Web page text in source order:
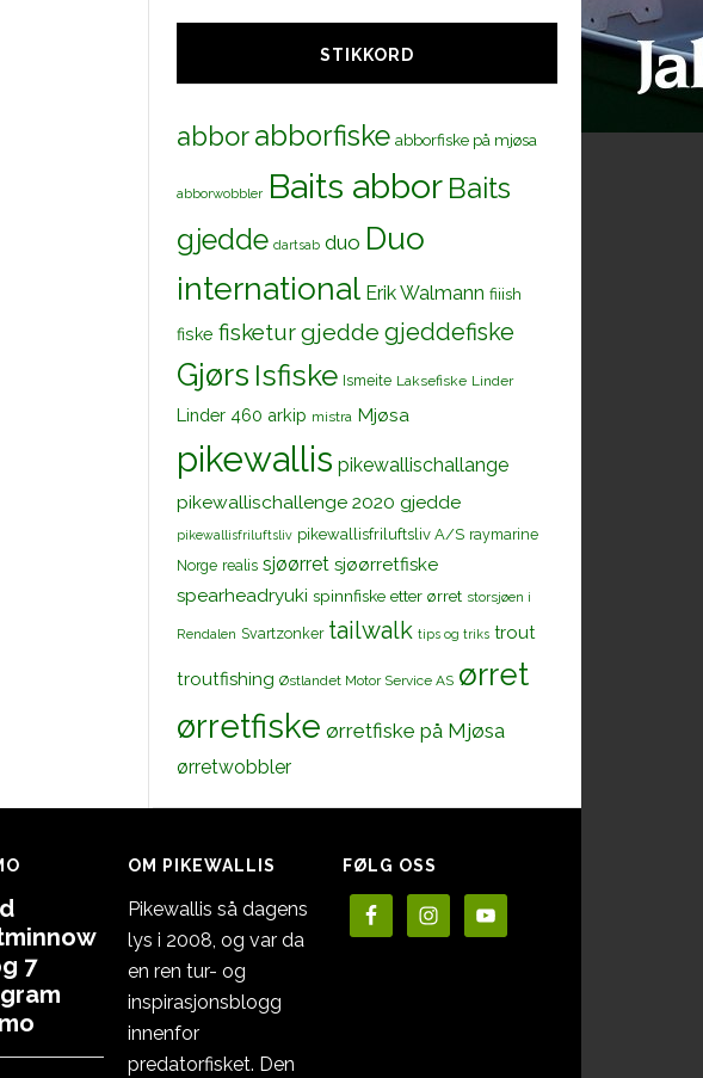
STIKKORD
abborabborfiske abborfiske på mjøsa
abborwobbler Baits abbor Baits
gjedde dartsab duo Duo
international Erik Walmann fiiish
fiske fisketurgjedde gjeddefiske
Gjørs Isfiske Ismeite Laksefiske Linder
Linder 460 arkip mistra Mjøsa
pikewallis pikewallischallange
pikewallischallenge 2020 gjedde
pikewallisfriluftsliv pikewallisfriluftsliv A/S raymarine
Norge realis sjøørret sjøørretfiske
spearheadryuki spinnfiske etter ørret storsjøen i
Rendalen Svartzonker tailwalk tips og triks trout
troutfishing Østlandet Motor Service AS ørret
ørretfiske ørretfiske på Mjøsa
ørretwobbler
7
OM PIKEWALLIS
Pikewallis så dagens
lys i 2008, og var da
en ren tur- og
inspirasjonsblogg
innenfor
predatorfisket. Den
FØLG OSS